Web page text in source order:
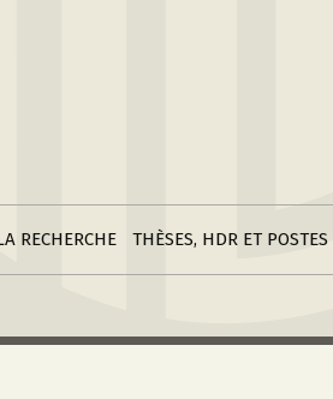
RECHERCHE THÈSES, HDR ET POSTES
Postes